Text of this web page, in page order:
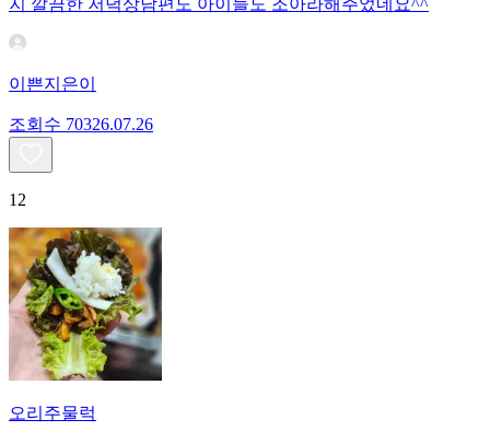
지 깔끔한 저녁상남편도 아이들도 조아라해주었네요^^
이쁜지은이
조회수 70326.07.26
12
오리주물럭